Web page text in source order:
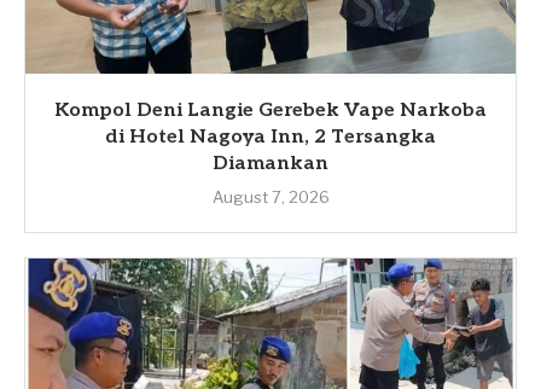
Kompol Deni Langie Gerebek Vape Narkoba
di Hotel Nagoya Inn, 2 Tersangka
Diamankan
August 7, 2026